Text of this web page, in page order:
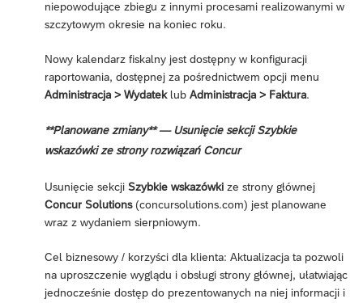
niepowodujące zbiegu z innymi procesami realizowanymi w
szczytowym okresie na koniec roku.
Nowy kalendarz fiskalny jest dostępny w konfiguracji
raportowania, dostępnej za pośrednictwem opcji menu
Administracja > Wydateklub Administracja > Faktura.
**Planowane zmiany** — Usunięcie sekcji Szybkie
wskazówki ze strony rozwiązań Concur
Usunięcie sekcji Szybkie wskazówki ze strony głównej
Concur Solutions(concursolutions.com) jest planowane
wraz z wydaniem sierpniowym.
Cel biznesowy / korzyści dla klienta: Aktualizacja ta pozwoli
na uproszczenie wyglądu i obsługi strony głównej, ułatwiając
jednocześnie dostęp do prezentowanych na niej informacji i